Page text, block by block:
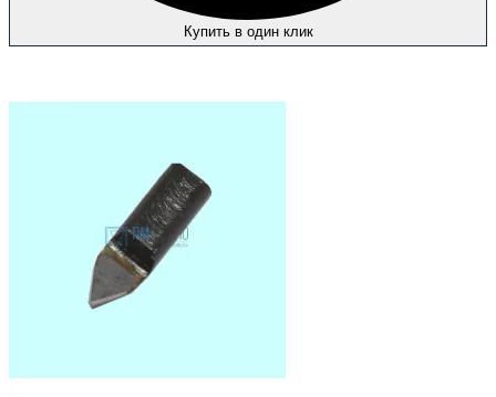
Купить в один клик